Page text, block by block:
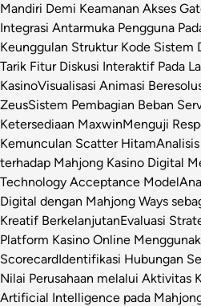
Mandiri Demi Keamanan Akses
Integrasi Antarmuka Pengguna
Keunggulan Struktur Kode Sistem
Tarik Fitur Diskusi Interaktif Pada
KasinoVisualisasi Animasi
ZeusSistem Pembagian Beban
Ketersediaan MaxwinMenguji
Kemunculan Scatter Hitam
terhadap Mahjong Kasino Digital
Technology Acceptance Model
Digital dengan Mahjong Ways
Kreatif BerkelanjutanEvaluasi
Platform Kasino Online
ScorecardIdentifikasi Hubungan
Nilai Perusahaan melalui Aktivitas
Artificial Intelligence pada